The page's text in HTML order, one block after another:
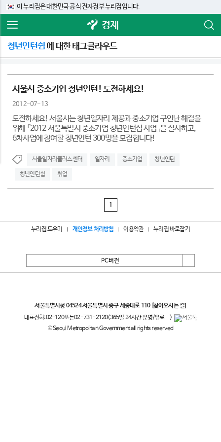
이 누리집은 대한민국 공식 전자정부 누리집입니다.
경제
청년인턴쉽 에 대한 태그클라우드
서울시 중소기업 청년인턴! 도전하세요!
2012-07-13
도전하세요! 서울시는 청년일자리 제공과 중소기업 구인난 해결을
위해 「2012 서울특별시 중소기업 청년인턴십 사업」을 실시하고,
6차사업에 참여할 청년인턴 300명을 모집합니다!
서울일자리플러스센터 일자리 중소기업 청년인턴
청년인턴쉽 취업
1
누리집 도우미 개인정보 처리방침 이용약관 누리집 바로잡기
PC버전
서울특별시청 04524 서울특별시 중구 세종대로 110 [찾아오시는 길]
대표전화:02-120또는02-731-2120(365일 24시간 운영/유료
)
© Seoul Metropolitan Government all rights reserved